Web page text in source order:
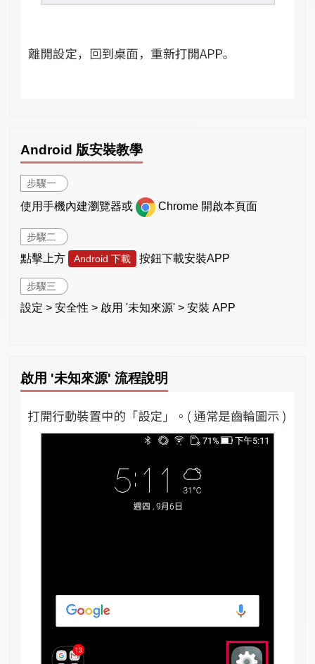
Android 版安裝教學
步驟一
使用手機內建瀏覽器或 Chrome 開啟本頁面
步驟二
點擊上方 Android 下載 按鈕下載安裝APP
步驟三
設定 > 安全性 > 啟用 '未知來源' > 安裝 APP
啟用 '未知來源' 流程說明